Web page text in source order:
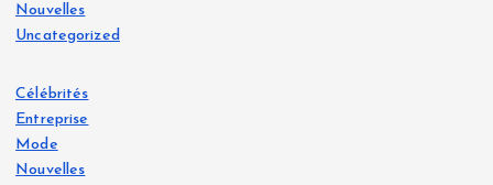
Nouvelles
Uncategorized
Célébrités
Entreprise
Mode
Nouvelles